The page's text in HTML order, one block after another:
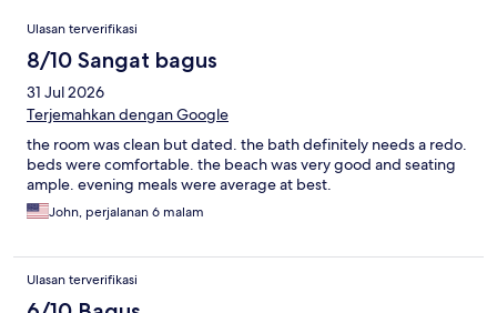
Ulasan
Ulasan terverifikasi
8/10 Sangat bagus
31 Jul 2026
Terjemahkan dengan Google
the room was clean but dated. the bath definitely needs a redo.
beds were comfortable. the beach was very good and seating
ample. evening meals were average at best.
John, perjalanan 6 malam
Ulasan terverifikasi